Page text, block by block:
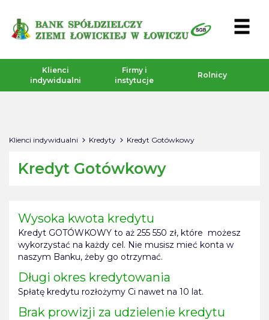
Klienci
indywidualni
Firmy i
instytucje
Rolnicy
Klienci indywidualni Kredyty Kredyt Gotówkowy
Kredyt Gotówkowy
Wysoka kwota kredytu
Kredyt GOTÓWKOWY to aż 255 550 zł, które możesz
wykorzystać na każdy cel. Nie musisz mieć konta w
naszym Banku, żeby go otrzymać.
Długi okres kredytowania
Spłatę kredytu rozłożymy Ci nawet na 10 lat.
Brak prowizji za udzielenie kredytu